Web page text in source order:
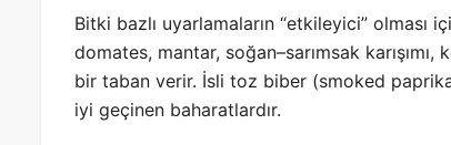
Bitki bazlı uyarlamaların “etkileyici” olması
domates, mantar, soğan–sarımsak
bir taban verir. İsli toz biber (smoked
iyi geçinen baharatlardır.